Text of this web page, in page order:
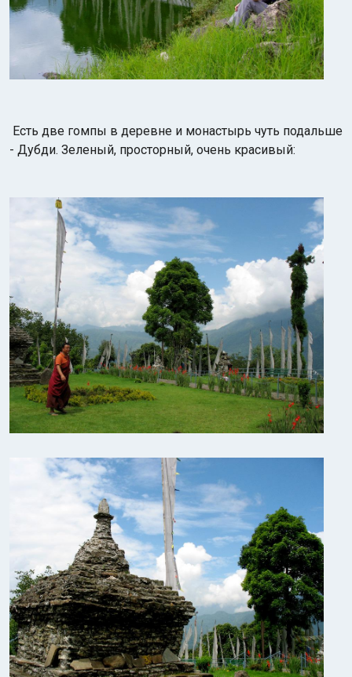
Есть две гомпы в деревне и монастырь чуть подальше
- Дубди. Зеленый, просторный, очень красивый: